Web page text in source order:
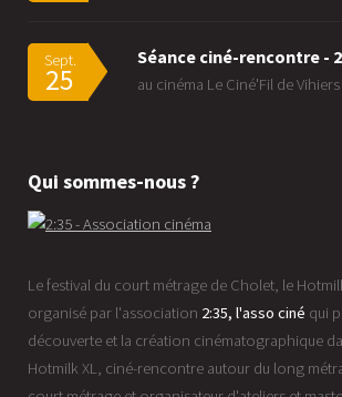
Sept.
25
Séance ciné-rencontre -
au cinéma Le Ciné'Fil de
Qui sommes-nous ?
Le festival du court métrage de Cholet, le
organisé par l'association 2:35, l'asso ciné qui
découverte et la création cinématographique
Hotmilk XL, ciné-rencontre autour du long